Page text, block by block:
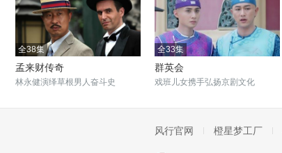
全38集
孟来财传奇
林永健演绎草根男人奋斗史
全33集
群英会
戏班儿女携手弘扬京剧文化
风行官网 橙星梦工厂